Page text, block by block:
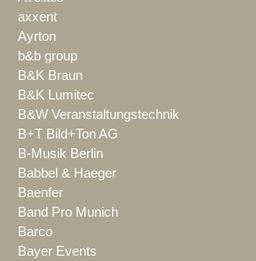
axxent
Ayrton
b&b group
B&K Braun
B&K Lumitec
B&W Veranstaltungstechnik
B+T Bild+Ton AG
B-Musik Berlin
Babbel & Haeger
Baenfer
Band Pro Munich
Barco
Bayer Events